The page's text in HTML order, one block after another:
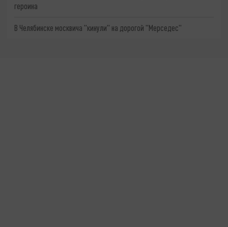
героина
В Челябинске москвича "кинули" на дорогой "Мерседес"